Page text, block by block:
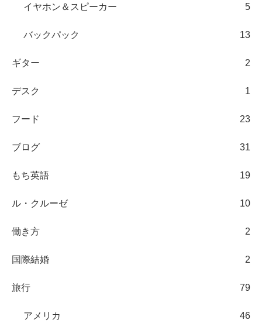
イヤホン＆スピーカー 5
バックパック 13
ギター 2
デスク 1
フード 23
ブログ 31
もち英語 19
ル・クルーゼ 10
働き方 2
国際結婚 2
旅行 79
アメリカ 46